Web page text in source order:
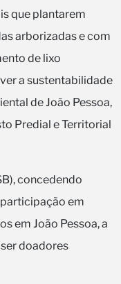
que plantarem
arborizadas e com
de lixo
a sustentabilidade
de João Pessoa,
Predial e Territorial
concedendo
em
em João Pessoa, a
doadores